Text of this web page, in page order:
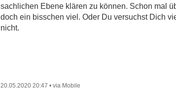
sachlichen Ebene klären zu können. Schon mal
doch ein bisschen viel. Oder Du versuchst Dich
nicht.
20.05.2020 20:47 •